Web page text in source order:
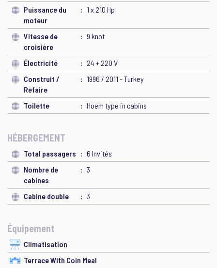
Puissance du
moteur
1 x 210 Hp
Vitesse de
croisière
9 knot
Électricité
24 + 220 V
Construit /
Refaire
1996 / 2011 - Turkey
Toilette Hoem type in cabins
HÉBERGEMENT
Total passagers
6 Invités
Nombre de
cabines
3
Cabine double 3
Équipement
Climatisation
Terrace With Coin Meal